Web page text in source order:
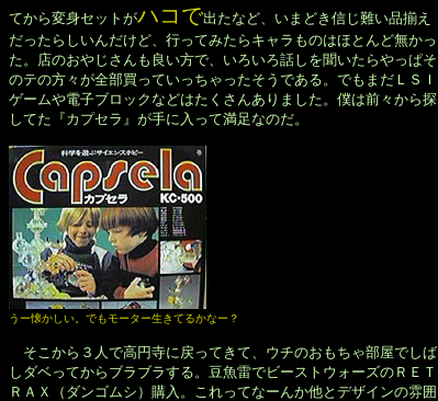
てから変身セットがハコで出たなど、いまどき信じ難い品揃え
だったらしいんだけど、行ってみたらキャラものはほとんど無かっ
た。店のおやじさんも良い方で、いろいろ話しを聞いたらやっぱそ
のテの方々が全部買っていっちゃったそうである。でもまだＬＳＩ
ゲームや電子ブロックなどはたくさんありました。僕は前々から探
してた『カプセラ』が手に入って満足なのだ。
うー懐かしい。でもモーター生きてるかなー？
そこから３人で高円寺に戻ってきて、ウチのおもちゃ部屋でしば
しダベってからブラブラする。豆魚雷でビーストウォーズのＲＥＴ
ＲＡＸ（ダンゴムシ）購入。これってなーんか他とデザインの雰囲